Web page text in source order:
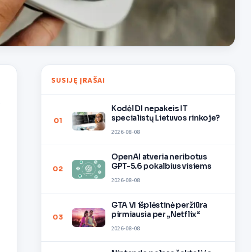
SUSIJĘ ĮRAŠAI
01
Kodėl DI nepakeis IT
specialistų Lietuvos rinkoje?
2026-08-08
02
OpenAI atveria neribotus
GPT-5.6 pokalbius visiems
2026-08-08
03
GTA VI išplėstinė peržiūra
pirmiausia per „Netflix“
2026-08-08